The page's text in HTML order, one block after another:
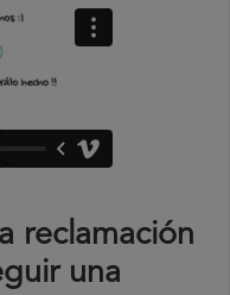
reclamación
una